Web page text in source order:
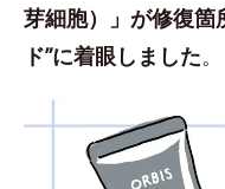
芽細胞）」が修復箇
ド”に着眼しました。